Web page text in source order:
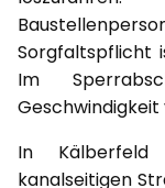
Sorgfaltspflicht
Im
In
kanalseitigen